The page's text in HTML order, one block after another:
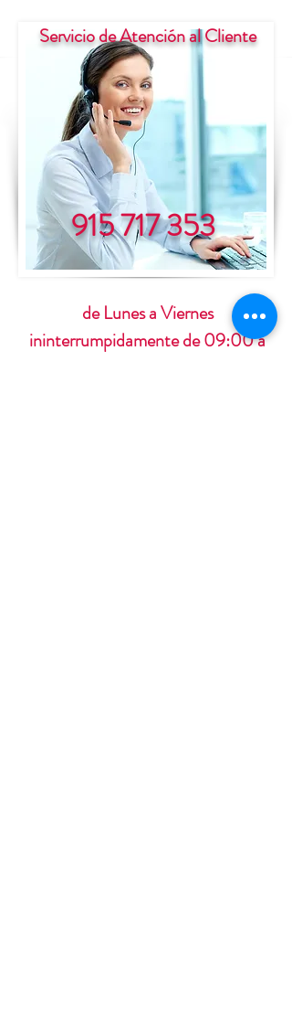
915 717 353
Servicio de Atención al Cliente
de Lunes a Viernes
ininterrumpidamente de 09:00 a